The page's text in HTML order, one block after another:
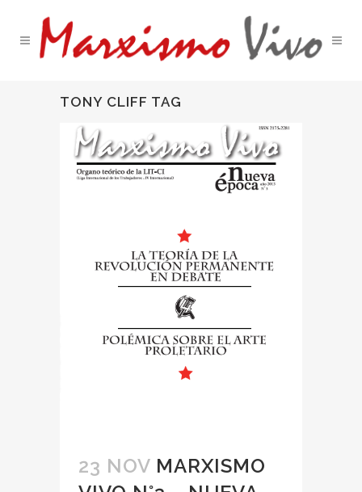
TONY CLIFF TAG
23 NOV MARXISMO